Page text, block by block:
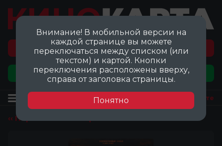
Перейти на карту локаций ©
Добавить локацию
Посмотреть на карте
‹‹ Перейти ко всем фильмам
Внимание! В мобильной версии на
каждой странице вы можете
переключаться между списком (или
текстом) и картой. Кнопки
переключения расположены вверху,
справа от заголовка страницы.
Понятно